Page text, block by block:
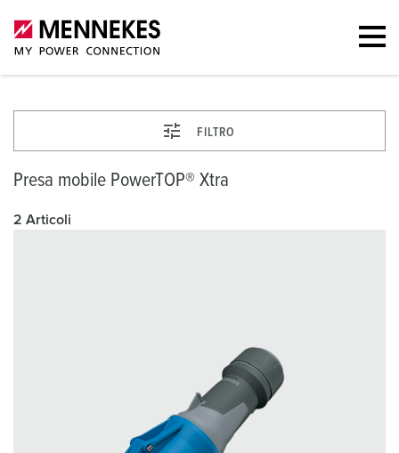
FILTRO
Presa mobile PowerTOP® Xtra
2 Articoli